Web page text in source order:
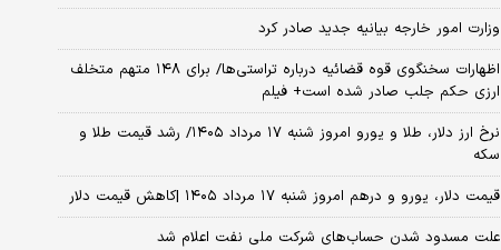
وزارت امور خارجه بیانیه جدید صادر کرد
اظهارات سخنگوی قوه قضائیه درباره تراستی‌ها/ برای ۱۴۸ متهم متخلف
ارزی حکم جلب صادر شده است+ فیلم
نرخ ارز دلار، طلا و یورو امروز شنبه ۱۷ مرداد ۱۴۰۵/ رشد قیمت طلا و
سکه
قیمت دلار، یورو و درهم امروز شنبه ۱۷ مرداد ۱۴۰۵ |کاهش قیمت دلار
علت مسدود شدن حساب‌های شرکت ملی نفت اعلام شد